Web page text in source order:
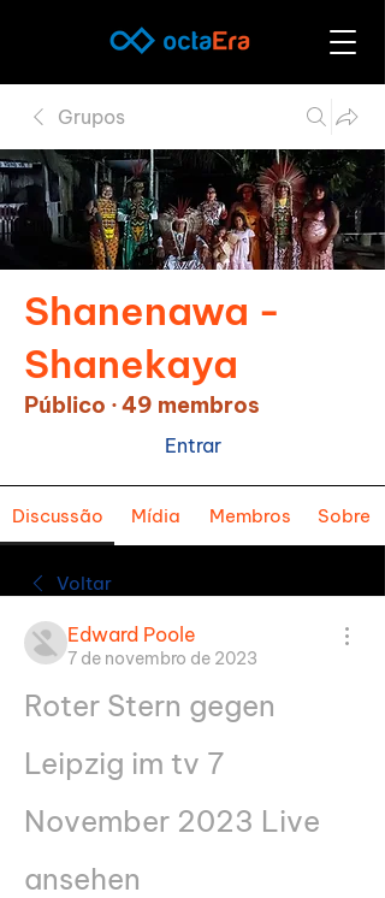
Grupos
Shanenawa -
Shanekaya
Público ·49 membros
Entrar
Discussão Mídia Membros Sobre
Voltar
Edward Poole
7 de novembro de 2023
Roter Stern gegen
Leipzig im tv 7
November 2023 Live
ansehen